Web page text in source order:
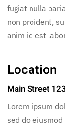
fugiat nulla
non proident,
anim id est
Location
Main Street
Lorem ipsum
sed do